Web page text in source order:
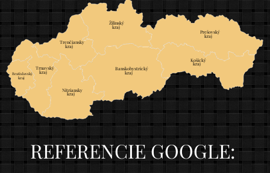
Bratislavský
kraj
Trnavský
kraj
Nitriansky
kraj
Trenčiansky
kraj
Banskobystrický
kraj
Košický
kraj
Prešovský
kraj
Žilinský
kraj
REFERENCIE GOOGLE: